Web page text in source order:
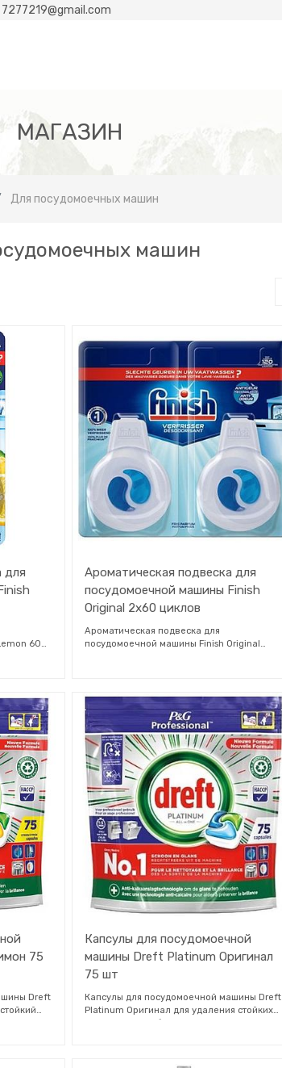
7277219@gmail.com
МАГАЗИН
Для посудомоечных машин
машин
для
60
машины
Citrus &
его
жидкость
Не
от прямых
в сухих,
для
Ароматическая подвеска для
посудомоечной машины Finish
Original 2x60 циклов
Ароматическая подвеска для
посудомоечной машины Finish Original
машине между рабочими циклами,
вызывая появление неприятных запахов.
Благодаря уникальной технологии Anti
Odor Finish Freshener на 100 % лучше
контролирует запахи, поэтому вы можете
наслаждаться освежающим ароматом
каждый раз, когда открываете
посудомоечную машину.
75
Dreft
Капсулы для посудомоечной
машины Dreft Platinum Оригинал
75 шт
Капсулы для посудомоечной машины Dreft
Platinum Оригинал для удаления стойких
остатков пищи, благодаря данному